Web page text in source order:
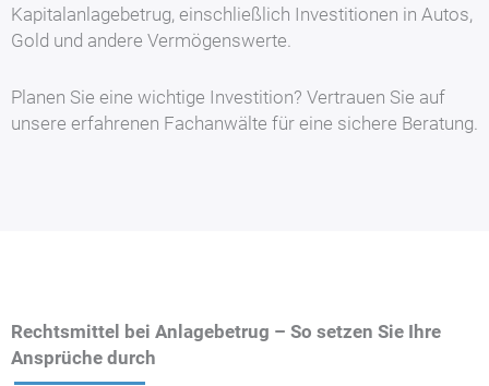
Kapitalanlagebetrug, einschließlich Investitionen in Autos,
Gold und andere Vermögenswerte.
Planen Sie eine wichtige Investition? Vertrauen Sie auf
unsere erfahrenen Fachanwälte für eine sichere Beratung.
Rechtsmittel bei Anlagebetrug – So setzen Sie Ihre
Ansprüche durch